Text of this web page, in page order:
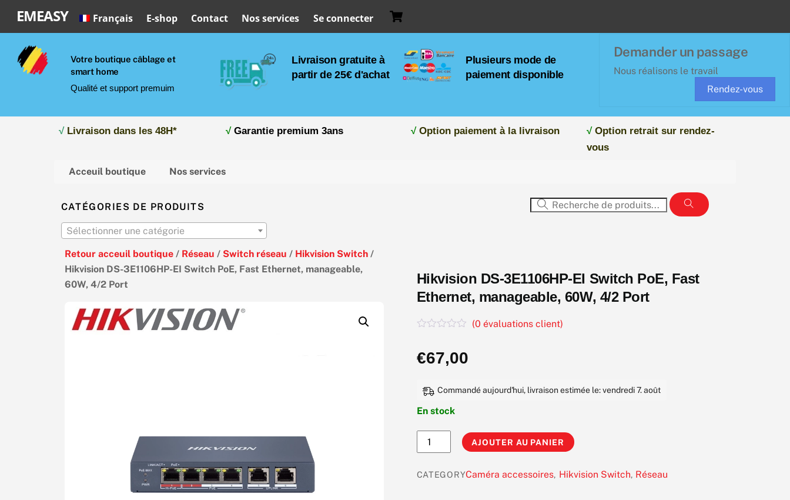
EMEASY Français E-shop Contact Nos services Se connecter
Votre boutique câblage et
smart home
Qualité et support premuim
Livraison gratuite à
partir de 25€ d'achat
Plusieurs mode de
paiement disponible
Demander un passage
Nous réalisons le travail
Rendez-vous
√ Livraison dans les 48H* √ Garantie premium 3ans √Option paiement à la livraison √Option retrait sur rendez-
vous
Acceuil boutique Nos services
CATÉGORIES DE PRODUITS
Sélectionner une catégorie
Retour acceuil boutique/ Réseau / Switch réseau / Hikvision Switch/
Hikvision DS-3E1106HP-EI Switch PoE, Fast Ethernet, manageable,
60W, 4/2 Port
Hikvision DS-3E1106HP-EI Switch PoE, Fast
Ethernet, manageable, 60W, 4/2 Port
t
e
5
(0 évaluations client)
€67,00
Commandé aujourd'hui, livraison estimée le: vendredi 7. août
En stock
quantité
de
AJOUTER AU PANIER
CATEGORYCaméra accessoires, Hikvision Switch, Réseau